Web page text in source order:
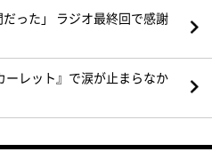
った」 ラジオ最終回で感謝
レット』で涙が止まらなか